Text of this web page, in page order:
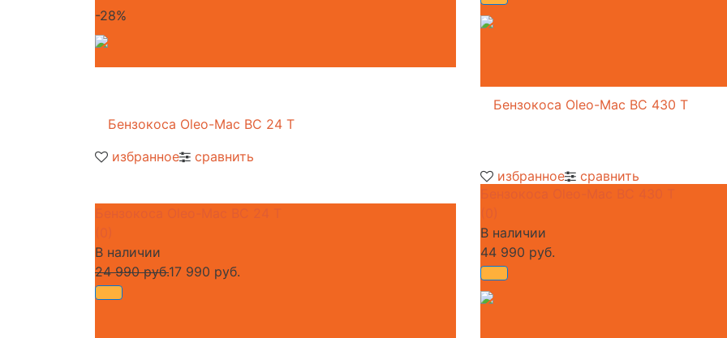
избранное сравнить
избранное сравнить
-28%
В наличии
24 990 руб.17 990 руб.
В наличии
44 990 руб.